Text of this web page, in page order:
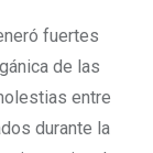
fuertes
de las
entre
durante la